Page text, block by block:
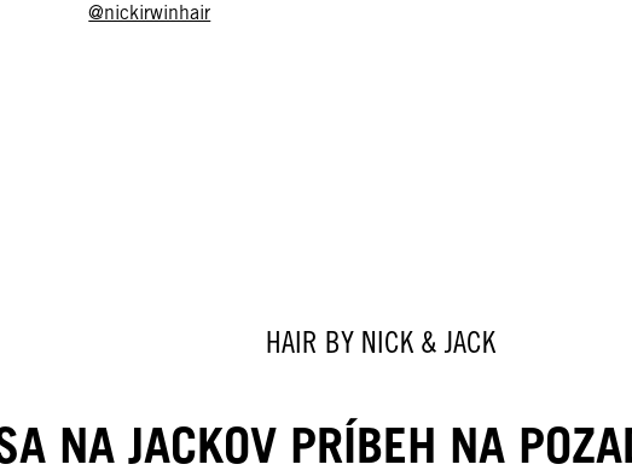
@nickirwinhair
HAIR BY NICK & JACK
NA JACKOV PRÍBEH NA